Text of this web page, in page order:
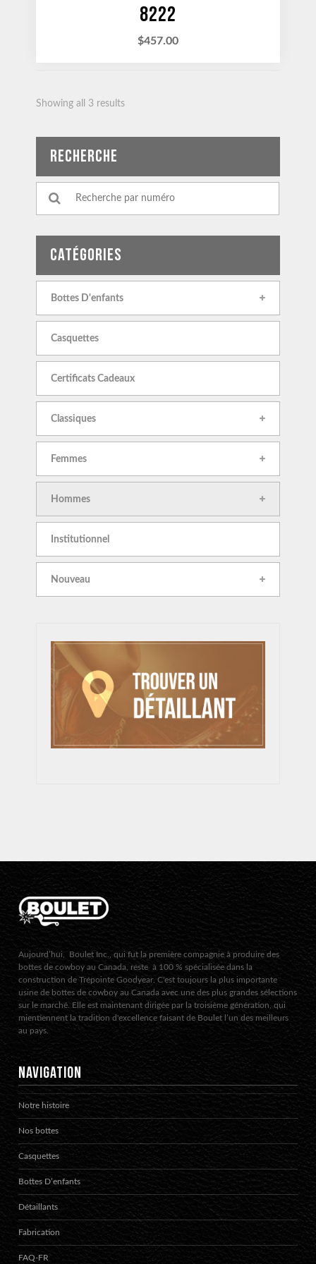
RECHERCHE
CATÉGORIES
Bottes D'enfants
Casquettes
Certificats Cadeaux
Classiques
Femmes
Hommes
Institutionnel
Nouveau
8222
$457.00
Showing all 3 results
Aujourd’hui, Boulet Inc., qui fut la première compagnie à produire des
bottes de cowboy au Canada, reste à 100 % spécialisée dans la
construction de Trépointe Goodyear. C'est toujours la plus importante
usine de bottes de cowboy au Canada avec une des plus grandes sélections
sur le marché. Elle est maintenant dirigée par la troisième génération, qui
mientiennent la tradition d'excellence faisant de Boulet l’un des meilleurs
au pays.
NAVIGATION
Notre histoire
Nos bottes
Casquettes
Bottes D’enfants
Détaillants
Fabrication
FAQ-FR